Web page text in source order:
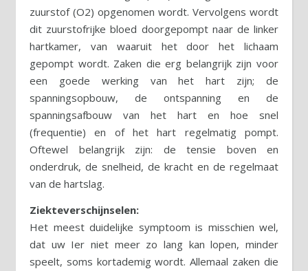
zuurstof (O2) opgenomen wordt. Vervolgens wordt
dit zuurstofrijke bloed doorgepompt naar de linker
hartkamer, van waaruit het door het lichaam
gepompt wordt. Zaken die erg belangrijk zijn voor
een goede werking van het hart zijn; de
spanningsopbouw, de ontspanning en de
spanningsafbouw van het hart en hoe snel
(frequentie) en of het hart regelmatig pompt.
Oftewel belangrijk zijn: de tensie boven en
onderdruk, de snelheid, de kracht en de regelmaat
van de hartslag.
Ziekteverschijnselen:
Het meest duidelijke symptoom is misschien wel,
dat uw Ier niet meer zo lang kan lopen, minder
speelt, soms kortademig wordt. Allemaal zaken die